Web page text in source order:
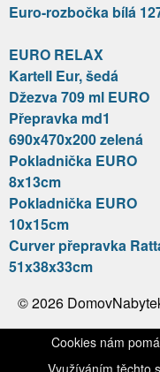
Euro-rozbočka bílá
EURO RELAX
Kartell Eur, šedá
Džezva 709 ml EURO
Přepravka md1
690x470x200 zelená
Pokladnička EURO
8x13cm
Pokladnička EURO
10x15cm
Curver přepravka
51x38x33cm
© 2026
Cookies nám
Využíváním těchto